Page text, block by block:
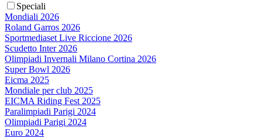
Speciali
Mondiali 2026
Roland Garros 2026
Sportmediaset Live Riccione 2026
Scudetto Inter 2026
Olimpiadi Invernali Milano Cortina 2026
Super Bowl 2026
Eicma 2025
Mondiale per club 2025
EICMA Riding Fest 2025
Paralimpiadi Parigi 2024
Olimpiadi Parigi 2024
Euro 2024